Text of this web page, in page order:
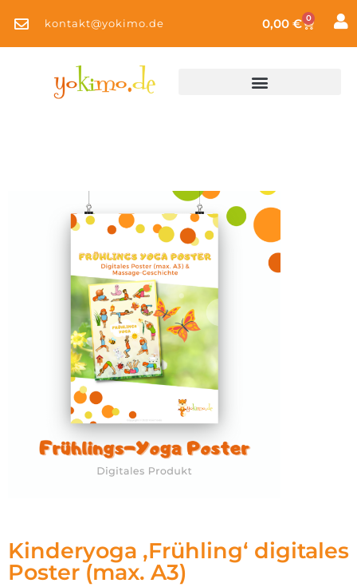
kontakt@yokimo.de 0,00 € 0
Kinderyoga ‚Frühling‘ digitales
Poster (max. A3)